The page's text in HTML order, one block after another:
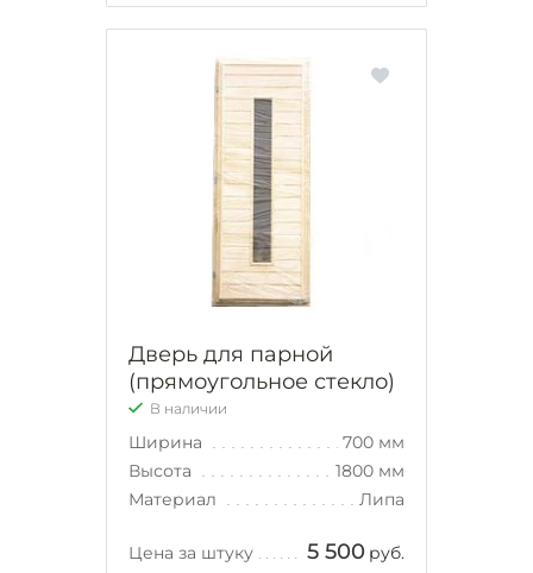
Дверь для парной
(прямоугольное стекло)
В наличии
Ширина
700 мм
Высота
1800 мм
Материал
Липа
Цена за штуку 5 500 руб.